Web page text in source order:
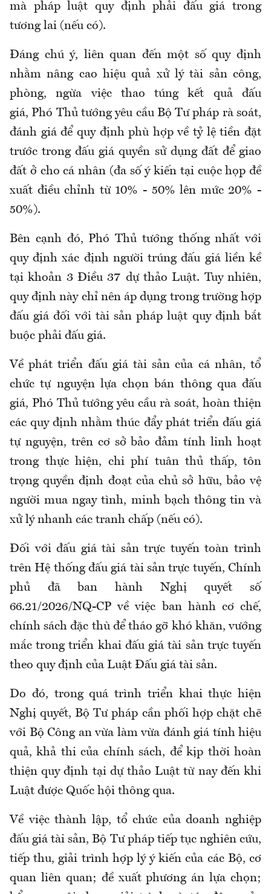
mà pháp luật quy định phải đấu giá trong
tương lai (nếu có).
Đáng chú ý, liên quan đến một số quy định
nhằm nâng cao hiệu quả xử lý tài sản công,
phòng, ngừa việc thao túng kết quả đấu
giá, Phó Thủ tướng yêu cầu Bộ Tư pháp rà soát,
đánh giá để quy định phù hợp về tỷ lệ tiền đặt
trước trong đấu giá quyền sử dụng đất để giao
đất ở cho cá nhân (đa số ý kiến tại cuộc họp đề
xuất điều chỉnh từ 10% - 50% lên mức 20% -
50%).
Bên cạnh đó, Phó Thủ tướng thống nhất với
quy định xác định người trúng đấu giá liền kề
tại khoản 3 Điều 37 dự thảo Luật. Tuy nhiên,
quy định này chỉ nên áp dụng trong trường hợp
đấu giá đối với tài sản pháp luật quy định bắt
buộc phải đấu giá.
Về phát triển đấu giá tài sản của cá nhân, tổ
chức tự nguyện lựa chọn bán thông qua đấu
giá, Phó Thủ tướng yêu cầu rà soát, hoàn thiện
các quy định nhằm thúc đẩy phát triển đấu giá
tự nguyện, trên cơ sở bảo đảm tính linh hoạt
trong thực hiện, chi phí tuân thủ thấp, tôn
trọng quyền định đoạt của chủ sở hữu, bảo vệ
người mua ngay tình, minh bạch thông tin và
xử lý nhanh các tranh chấp (nếu có).
Đối với đấu giá tài sản trực tuyến toàn trình
trên Hệ thống đấu giá tài sản trực tuyến, Chính
phủ đã ban hành Nghị quyết số
66.21/2026/NQ-CP về việc ban hành cơ chế,
chính sách đặc thù để tháo gỡ khó khăn, vướng
mắc trong triển khai đấu giá tài sản trực tuyến
theo quy định của Luật Đấu giá tài sản.
Do đó, trong quá trình triển khai thực hiện
Nghị quyết, Bộ Tư pháp cần phối hợp chặt chẽ
với Bộ Công an vừa làm vừa đánh giá tính hiệu
quả, khả thi của chính sách, để kịp thời hoàn
thiện quy định tại dự thảo Luật từ nay đến khi
Luật được Quốc hội thông qua.
Về việc thành lập, tổ chức của doanh nghiệp
đấu giá tài sản, Bộ Tư pháp tiếp tục nghiên cứu,
tiếp thu, giải trình hợp lý ý kiến của các Bộ, cơ
quan liên quan; đề xuất phương án lựa chọn;